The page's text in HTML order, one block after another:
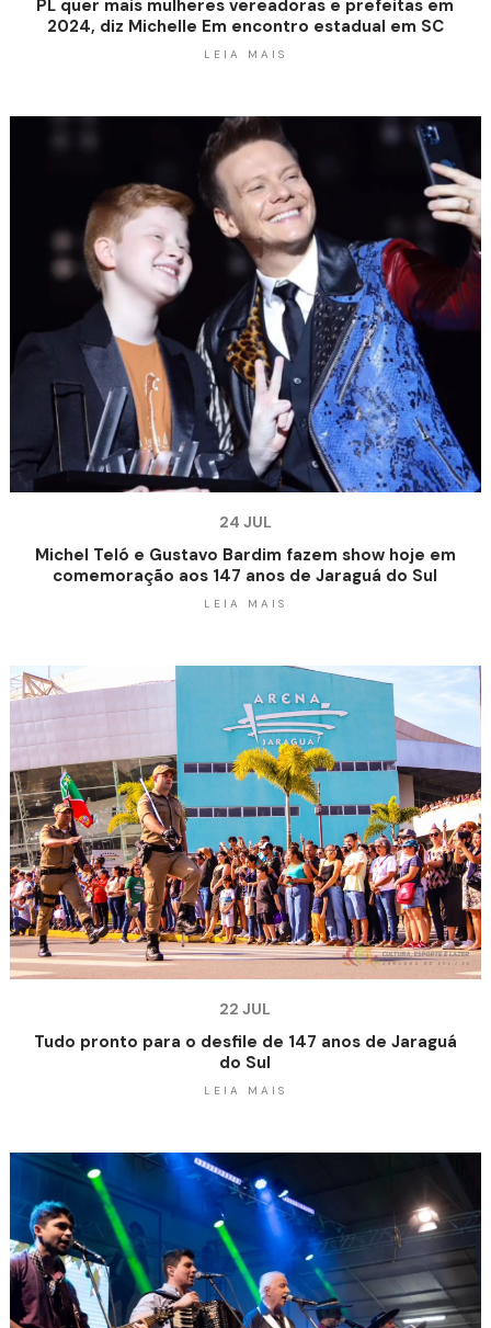
PL quer mais mulheres vereadoras e prefeitas em
2024, diz Michelle Em encontro estadual em SC
LEIA MAIS
24 JUL
Michel Teló e Gustavo Bardim fazem show hoje em
comemoração aos 147 anos de Jaraguá do Sul
LEIA MAIS
22 JUL
Tudo pronto para o desfile de 147 anos de Jaraguá
do Sul
LEIA MAIS